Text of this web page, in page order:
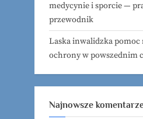
medycynie i sporcie —
przewodnik
Laska inwalidzka
ochrony w powszednim
Najnowsze